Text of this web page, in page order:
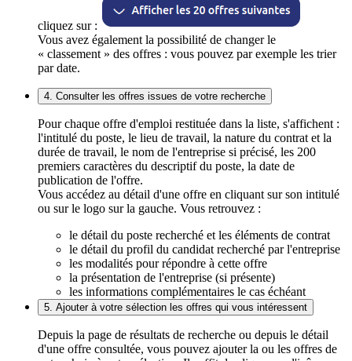
cliquez sur :
Vous avez également la possibilité de changer le
« classement » des offres : vous pouvez par exemple les trier
par date.
4. Consulter les offres issues de votre recherche
Pour chaque offre d'emploi restituée dans la liste, s'affichent :
l'intitulé du poste, le lieu de travail, la nature du contrat et la
durée de travail, le nom de l'entreprise si précisé, les 200
premiers caractères du descriptif du poste, la date de
publication de l'offre.
Vous accédez au détail d'une offre en cliquant sur son intitulé
ou sur le logo sur la gauche. Vous retrouvez :
le détail du poste recherché et les éléments de contrat
le détail du profil du candidat recherché par l'entreprise
les modalités pour répondre à cette offre
la présentation de l'entreprise (si présente)
les informations complémentaires le cas échéant
5. Ajouter à votre sélection les offres qui vous intéressent
Depuis la page de résultats de recherche ou depuis le détail
d'une offre consultée, vous pouvez ajouter la ou les offres de